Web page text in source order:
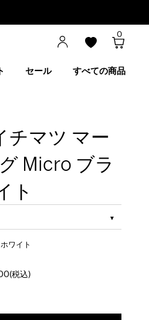
0
セール すべての商品
チマツ マー
Micro ブラ
ト
ワイト
税込)